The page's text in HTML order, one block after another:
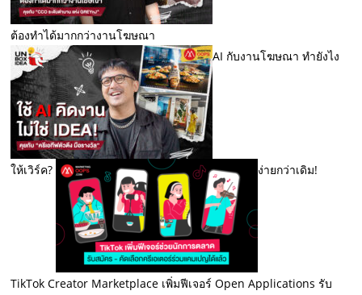
ต้องทำได้มากกว่างานโฆษณา
AI กับงานโฆษณา ทำยังไง
ให้เวิร์ค? ง่ายกว่าเดิม!
TikTok Creator Marketplace เพิ่มฟีเจอร์ Open Applications รับ